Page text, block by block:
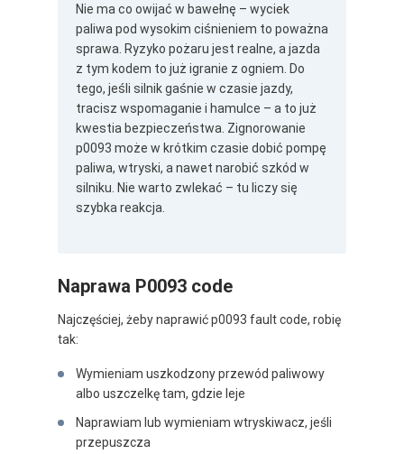
Nie ma co owijać w bawełnę – wyciek
paliwa pod wysokim ciśnieniem to poważna
sprawa. Ryzyko pożaru jest realne, a jazda
z tym kodem to już igranie z ogniem. Do
tego, jeśli silnik gaśnie w czasie jazdy,
tracisz wspomaganie i hamulce – a to już
kwestia bezpieczeństwa. Zignorowanie
p0093 może w krótkim czasie dobić pompę
paliwa, wtryski, a nawet narobić szkód w
silniku. Nie warto zwlekać – tu liczy się
szybka reakcja.
Naprawa P0093 code
Najczęściej, żeby naprawić p0093 fault code, robię
tak:
Wymieniam uszkodzony przewód paliwowy
albo uszczelkę tam, gdzie leje
Naprawiam lub wymieniam wtryskiwacz, jeśli
przepuszcza